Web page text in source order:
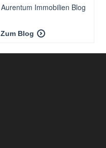
Aurentum Immobilien Blog
Zum Blog